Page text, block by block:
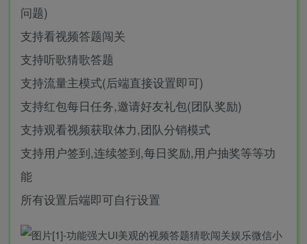
问题)
支持看视频答题闯关
支持听歌猜歌答题
支持流量主模式(后端直接设置即可)
支持红包每日任务,邀请好友礼包(团队奖励)
支持观看视频获取体力,团队分销模式
支持用户签到,连续签到,每日奖励,用户抽奖等等功
能
所有设置后端即可自行设置